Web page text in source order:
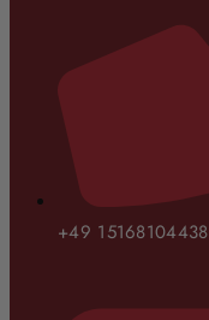
+49 15168104438